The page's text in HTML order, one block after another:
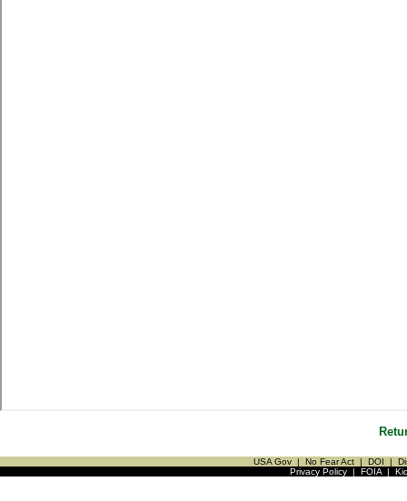
USA Gov | No Fear Act | DOI |
Privacy Policy| FOIA|